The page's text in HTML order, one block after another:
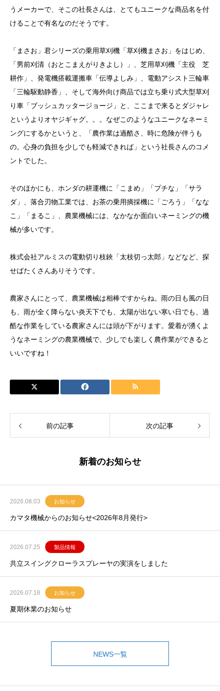
うメーカーで、そこの社長さんは、とてもユニークな商品名を付
けることで有名なのだそうです。
「まさお」君シリーズの乗用草刈機「草刈機まさお」をはじめ、
「男前刈清（おとこまえがりきよし）」、芝用草刈機「主役 芝
耕作」、発電機搭載運搬車「伝導よしみ」、電動アシスト三輪車
「三輪駆動静香」、そして海外向け商品では立ち乗り式大型草刈
り車「ブッシュカッタージョージ」と、ここまで来るとダジャレ
というよりオヤジギャグ。。。なぜこのようなユニークなネーミ
ングにするかというと、「農作業は過酷さ、時に危険が伴うも
の。心身の負担を少しでも軽減できれば」という社長さんのコメ
ントでした。
そのほかにも、ホンダの耕運機に「こまめ」「プチな」「サラ
ダ」、落合刃物工業では、お茶の乗用摘採機に「ごろう」「なな
こ」「まるこ」、農業機械には、なかなか面白いネーミングの機
械が多いです。
株式会社アルミスの電動切り枝鋏「太枝切っ太郎」などなど、探
せばたくさんありそうです。
農家さんにとって、農業機械は相棒ですからね。雨の日も風の日
も、雨が全く降らない炎天下でも、太陽が出ない寒い日でも、過
酷な作業をしている農家さんには頭が下がります。愛着が湧くよ
うなネーミングの農業機械で、少しでも楽しく農作業ができると
いいですね！
前の記事 次の記事
新着のお知らせ
2026.08.03 お知らせ
カマタ機械からのお知らせ<2026年8月発行>
2026.07.25 製品情報
共立スイングクローラスプレーヤの実演をしました
2026.07.18 お知らせ
夏期休業のお知らせ
NEWS一覧